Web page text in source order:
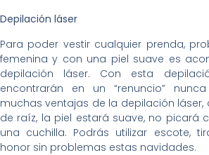
Depilación láser
Para poder vestir cualquier prenda,
femenina y con una piel suave es
depilación láser. Con esta
encontrarán en un “renuncio”
muchas ventajas de la depilación láser,
de raíz, la piel estará suave, no picará
una cuchilla. Podrás utilizar escote,
honor sin problemas estas navidades.